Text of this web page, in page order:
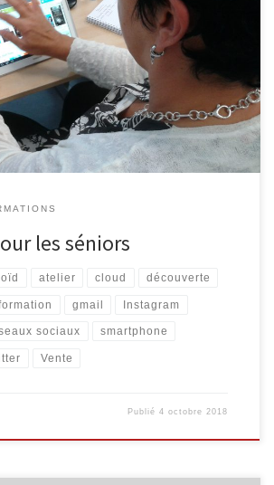
aux séniors auront lieu lors des
pour les séniors Découvrez Internet et
d’information, envoi de courrier
organisées les vendredis 05/10, 12/10,
à 11h30. Facebook, Instagram, etc.
sociaux […]
les séniors
atelier cloud découverte
gmail Instagram
sociaux smartphone
Vente
Publié4 octobre 2018